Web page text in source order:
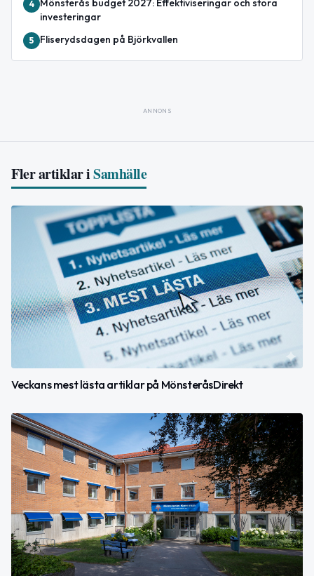
4
Mönsterås budget 2027: Effektiviseringar och stora
investeringar
5 Fliserydsdagen på Björkvallen
ANNONS
Fler artiklar iSamhälle
Veckans mest lästa artiklar på MönsteråsDirekt